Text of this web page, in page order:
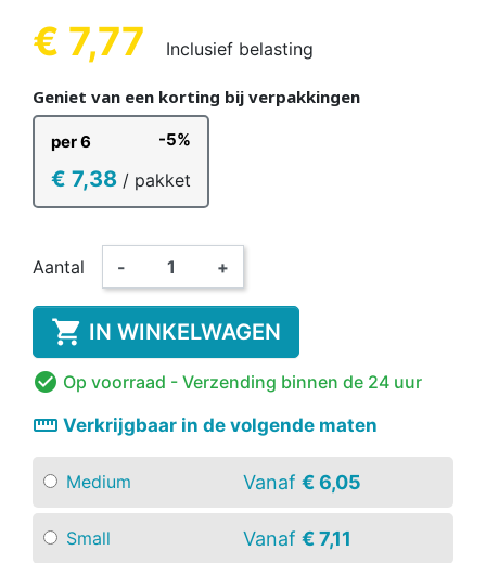
€ 7,77 Inclusief belasting
Geniet van een korting bij verpakkingen
per 6 -5%
€ 7,38 / pakket
Aantal - +
 IN WINKELWAGEN
 Op voorraad - Verzending binnen de 24 uur
straighten Verkrijgbaar in de volgende maten
Medium Vanaf € 6,05
Small Vanaf € 7,11